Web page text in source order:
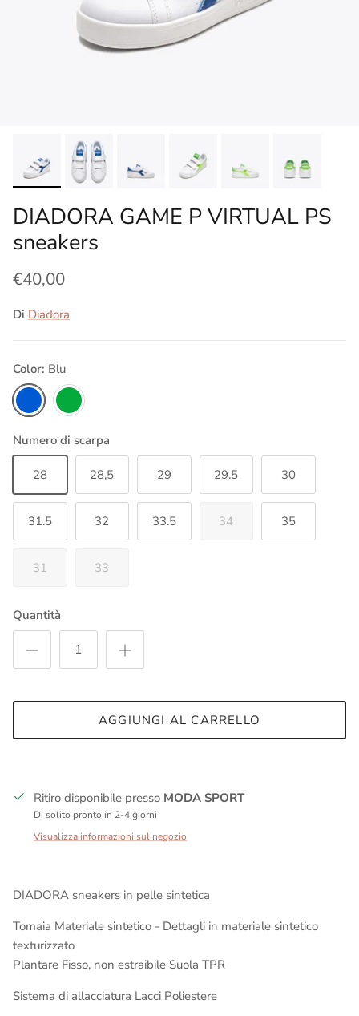
DIADORA GAME P VIRTUAL PS
sneakers
€40,00
Di Diadora
Color: Blu
Blu
Verde
Numero di scarpa
28 28,5 29 29.5 30
31.5 32 33.5 34 35
31 33
Quantità
AGGIUNGI AL CARRELLO
Ritiro disponibile presso MODA SPORT
Di solito pronto in 2-4 giorni
Visualizza informazioni sul negozio
DIADORA sneakers in pelle sintetica
Tomaia Materiale sintetico - Dettagli in materiale sintetico
texturizzato
Plantare Fisso, non estraibile Suola TPR
Sistema di allacciatura Lacci Poliestere